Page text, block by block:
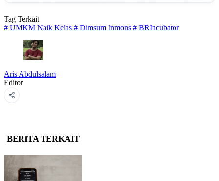
Tag Terkait
# UMKM Naik Kelas # Dimsum Inmons # BRIncubator
Aris Abdulsalam
Editor
BERITA TERKAIT